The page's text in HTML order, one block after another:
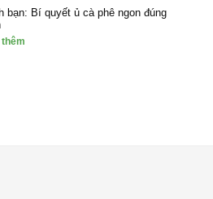
bạn: Bí quyết ủ cà phê ngon đúng